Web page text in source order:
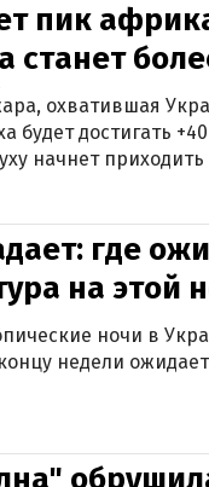
пик
станет
охватившая
будет достигать
начнет
где
на этой
ночи в
недели